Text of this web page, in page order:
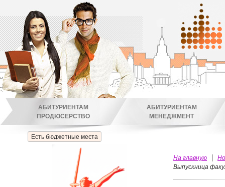
Есть бюджетные места
АБИТУРИЕНТАМ
ПРОДЮСЕРСТВО
АБИТУРИЕНТАМ
МЕНЕДЖМЕНТ
На главную
Выпускница